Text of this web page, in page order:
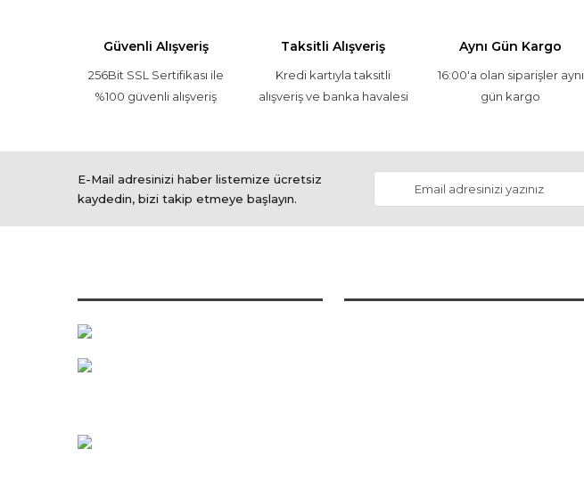
Güvenli Alışveriş
256Bit SSL Sertifikası ile
%100 güvenli alışveriş
Taksitli Alışveriş
Kredi kartıyla taksitli
alışveriş ve banka havalesi
Aynı Gün Kargo
16:00'a olan siparişler aynı
gün kargo
E-Mail adresinizi haber listemize ücretsiz
kaydedin, bizi takip etmeye başlayın.